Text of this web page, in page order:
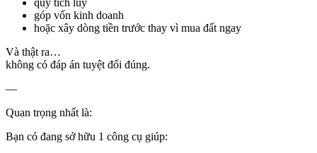
góp vốn kinh doanh
hoặc xây dòng tiền trước thay vì mua đất ngay
Và thật ra…
không có đáp án tuyệt đối đúng.
—
Quan trọng nhất là:
Bạn có đang sở hữu 1 công cụ giúp: